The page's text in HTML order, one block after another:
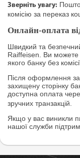
Зверніть увагу:
комісію за переказ
Онлайн-оплата
Швидкий та
Raiffeisen. Ви можете
якого банку без
Після оформлення
захищену сторінку
доступна оплата
зручних транзакцій.
Якщо у вас виникли
нашої служби